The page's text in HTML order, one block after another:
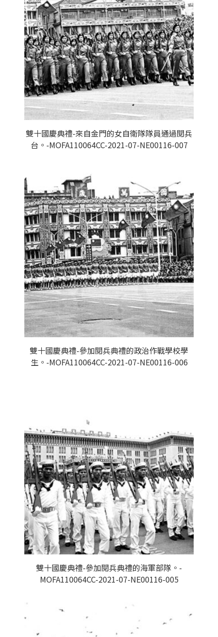
雙十國慶典禮-來自金門的女自衛隊隊員通過閱兵
台。-MOFA110064CC-2021-07-NE00116-007
雙十國慶典禮-參加閱兵典禮的政治作戰學校學
生。-MOFA110064CC-2021-07-NE00116-006
雙十國慶典禮-參加閱兵典禮的海軍部隊。-
MOFA110064CC-2021-07-NE00116-005